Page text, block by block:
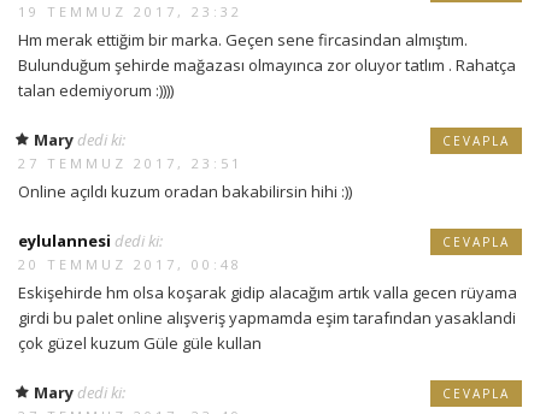
19 TEMMUZ 2017, 23:32
Hm merak ettiğim bir marka. Geçen sene fircasindan almıştım.
Bulunduğum şehirde mağazası olmayınca zor oluyor tatlım . Rahatça
talan edemiyorum :))))
Mary dedi ki:
27 TEMMUZ 2017, 23:51
Online açıldı kuzum oradan bakabilirsin hihi :))
CEVAPLA
eylulannesi dedi ki:
20 TEMMUZ 2017, 00:48
Eskişehirde hm olsa koşarak gidip alacağım artık valla gecen rüyama
girdi bu palet online alışveriş yapmamda eşim tarafından yasaklandi
çok güzel kuzum Güle güle kullan
CEVAPLA
Mary dedi ki: CEVAPLA